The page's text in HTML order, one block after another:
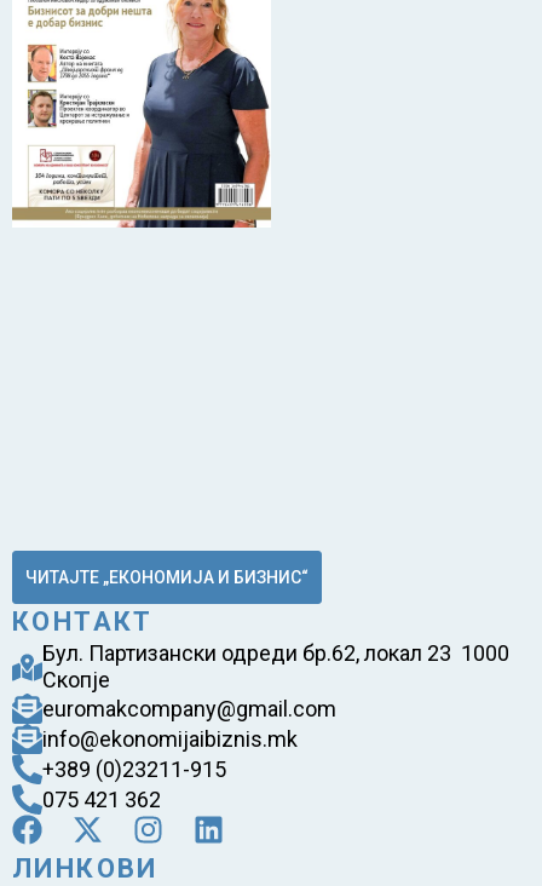
ЧИТАЈТЕ „ЕКОНОМИЈА И БИЗНИС“
КОНТАКТ
Бул. Партизански одреди бр.62, локал 23 1000
Скопје
euromakcompany@gmail.com
info@ekonomijaibiznis.mk
+389 (0)23211-915
075 421 362
ЛИНКОВИ